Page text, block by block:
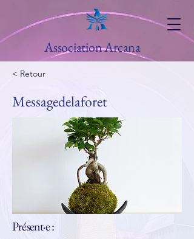
Association Arcana
< Retour
Messagedelaforet
Présent·e :